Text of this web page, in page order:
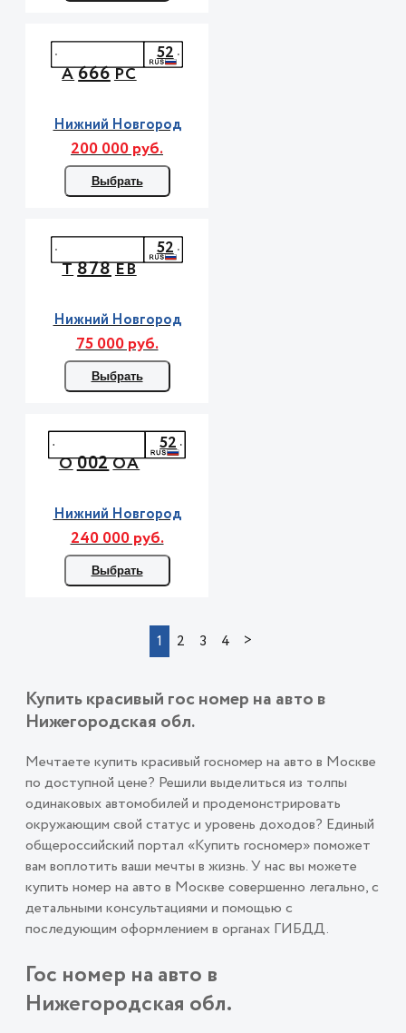
А666РС
52
Нижний Новгород
200 000 руб.
Выбрать
Т878ЕВ
52
Нижний Новгород
75 000 руб.
Выбрать
О002ОА
52
Нижний Новгород
240 000 руб.
Выбрать
1 2 3 4 >
Купить красивый гос номер на авто в
Нижегородская обл.
Мечтаете купить красивый госномер на авто в Москве
по доступной цене? Решили выделиться из толпы
одинаковых автомобилей и продемонстрировать
окружающим свой статус и уровень доходов? Единый
общероссийский портал «Купить госномер» поможет
вам воплотить ваши мечты в жизнь. У нас вы можете
купить номер на авто в Москве совершенно легально, с
детальными консультациями и помощью с
последующим оформлением в органах ГИБДД.
Гос номер на авто в
Нижегородская обл.